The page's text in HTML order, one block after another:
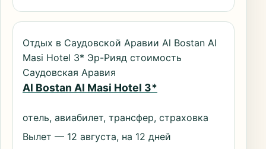
Отдых в Саудовской Аравии Al Bostan Al
Masi Hotel 3* Эр-Рияд стоимость
Саудовская Аравия
Al Bostan Al Masi Hotel 3*
отель, авиабилет, трансфер, страховка
Вылет — 12 августа, на 12 дней